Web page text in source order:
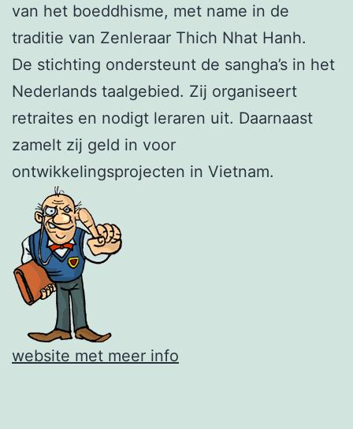
van het boeddhisme, met name in de
traditie van Zenleraar Thich Nhat Hanh.
De stichting ondersteunt de sangha’s in het
Nederlands taalgebied. Zij organiseert
retraites en nodigt leraren uit. Daarnaast
zamelt zij geld in voor
ontwikkelingsprojecten in Vietnam.
website met meer info